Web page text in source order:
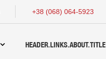
+38 (068) 064-5923
HEADER.LINKS.ABOUT.TITLE